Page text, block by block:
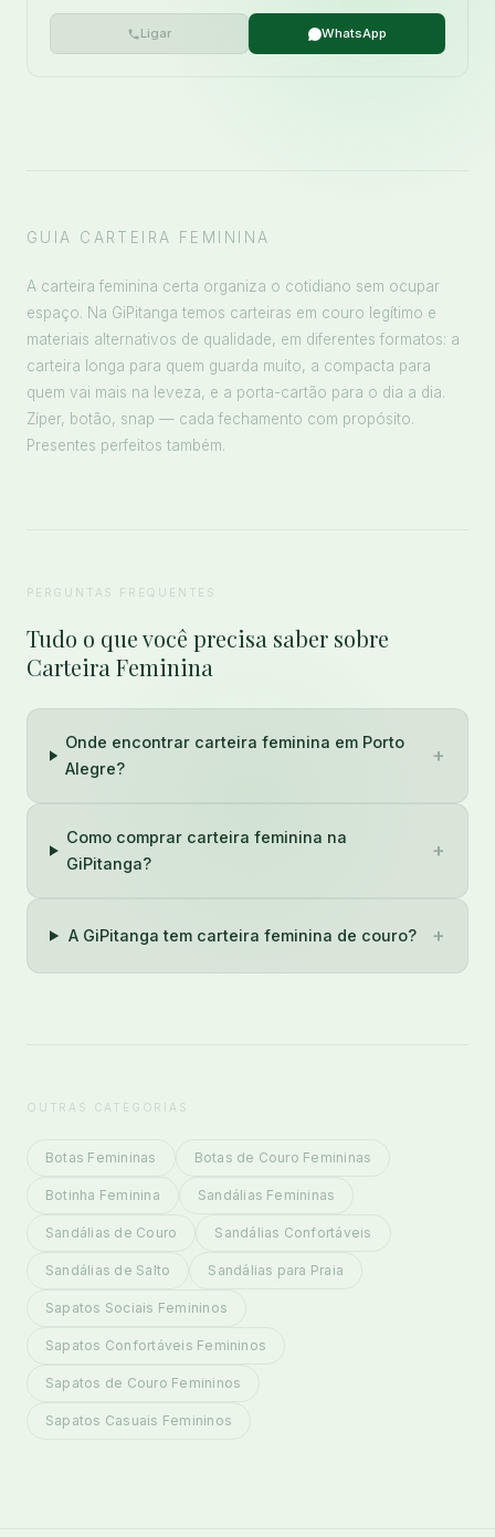
Ligar WhatsApp
GUIA CARTEIRA FEMININA
A carteira feminina certa organiza o cotidiano sem ocupar
espaço. Na GiPitanga temos carteiras em couro legítimo e
materiais alternativos de qualidade, em diferentes formatos: a
carteira longa para quem guarda muito, a compacta para
quem vai mais na leveza, e a porta-cartão para o dia a dia.
Zíper, botão, snap — cada fechamento com propósito.
Presentes perfeitos também.
PERGUNTAS FREQUENTES
Tudo o que você precisa saber sobre
Carteira Feminina
Onde encontrar carteira feminina em Porto
Alegre?
+
Como comprar carteira feminina na
GiPitanga?
+
A GiPitanga tem carteira feminina de couro? +
OUTRAS CATEGORIAS
Botas Femininas Botas de Couro Femininas
Botinha Feminina Sandálias Femininas
Sandálias de Couro Sandálias Confortáveis
Sandálias de Salto Sandálias para Praia
Sapatos Sociais Femininos
Sapatos Confortáveis Femininos
Sapatos de Couro Femininos
Sapatos Casuais Femininos